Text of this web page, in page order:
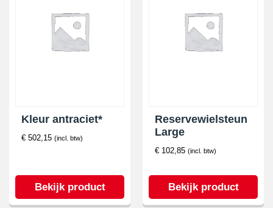
Kleur antraciet*
€ 502,15 (incl. btw)
Bekijk product
Reservewielsteun
Large
€ 102,85 (incl. btw)
Bekijk product